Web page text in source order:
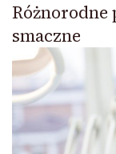
Różnorodne
smaczne